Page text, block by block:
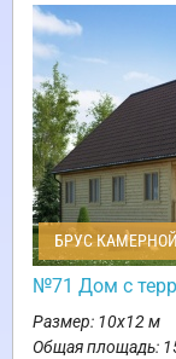
БРУС
№71 Дом с
Размер: 10х12 м
Общая площадь: